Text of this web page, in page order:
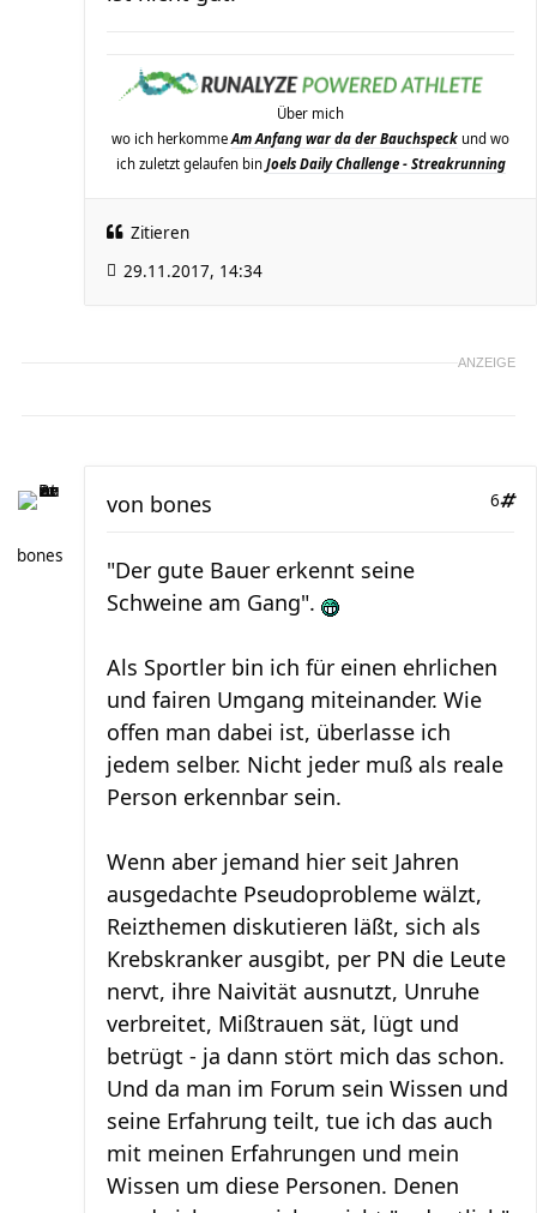
Über mich
wo ich herkomme Am Anfang war da der Bauchspeck und wo
ich zuletzt gelaufen bin Joels Daily Challenge - Streakrunning
Zitieren
29.11.2017, 14:34
ANZEIGE
bones
6
von bones
"Der gute Bauer erkennt seine
Schweine am Gang".
Als Sportler bin ich für einen ehrlichen
und fairen Umgang miteinander. Wie
offen man dabei ist, überlasse ich
jedem selber. Nicht jeder muß als reale
Person erkennbar sein.
Wenn aber jemand hier seit Jahren
ausgedachte Pseudoprobleme wälzt,
Reizthemen diskutieren läßt, sich als
Krebskranker ausgibt, per PN die Leute
nervt, ihre Naivität ausnutzt, Unruhe
verbreitet, Mißtrauen sät, lügt und
betrügt - ja dann stört mich das schon.
Und da man im Forum sein Wissen und
seine Erfahrung teilt, tue ich das auch
mit meinen Erfahrungen und mein
Wissen um diese Personen. Denen